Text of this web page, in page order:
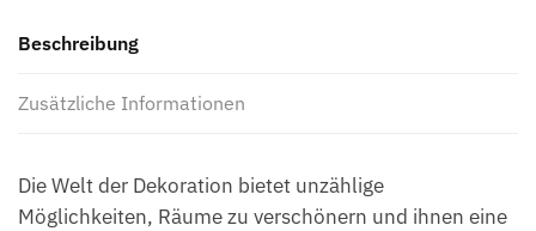
Beschreibung
Zusätzliche Informationen
Die Welt der Dekoration bietet unzählige
Möglichkeiten, Räume zu verschönern und ihnen eine